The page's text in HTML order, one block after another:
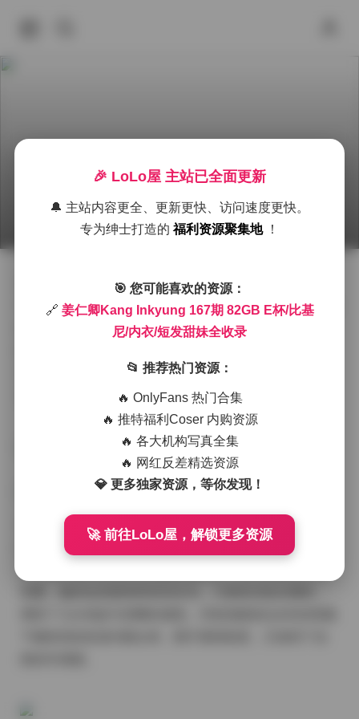
姜仁卿Kang Inkyung 167期 82GB E杯比基尼内
2026年6月30日 上午9:51 秀人内购 Cosplay图集下载
姜仁卿Kang Inkyung的167期作品以82GB的容量呈现，
包含了E杯身材的比基尼、内衣以及短发甜妹造型的完整
收录。整套素材在光线与色彩的把握上表现得相当细
得皮肤呈现出自然的光泽感，同时也让服装的材质细节
在比基尼的拍摄场景中，常见的是海边沙滩或泳池边缘
的布置，背景多以蓝色调的海水或淡雅的白色墙面为
🎉 LoLo屋 主站已全面更新
🔔 主站内容更全、更新更快、访问速度更快。
专为绅士打造的福利资源聚集地 ！
🎯 您可能喜欢的资源：
🔗 姜仁卿Kang Inkyung 167期 82GB E杯/比基
尼/内衣/短发甜妹全收录
📂 推荐热门资源：
🔥 OnlyFans 热门合集
🔥 推特福利Coser 内购资源
🔥 各大机构写真全集
🔥 网红反差精选资源
💎 更多独家资源，等你发现！
🚀 前往LoLo屋，解锁更多资源